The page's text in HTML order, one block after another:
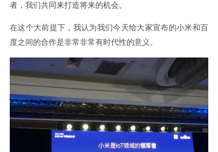
者，我们共同来打造将来的机会。
在这个大前提下，我认为我们今天给大家宣布的小米和百
度之间的合作是非常非常有时代性的意义。